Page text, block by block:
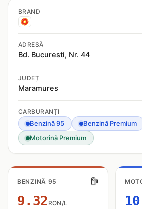
BRAND
ADRESĂ
Bd. Bucuresti, Nr. 44
JUDEȚ
Maramures
CARBURANȚI
Benzină 95 Benzină Premium
Motorină Premium
BENZINĂ 95
9.32 RON/L